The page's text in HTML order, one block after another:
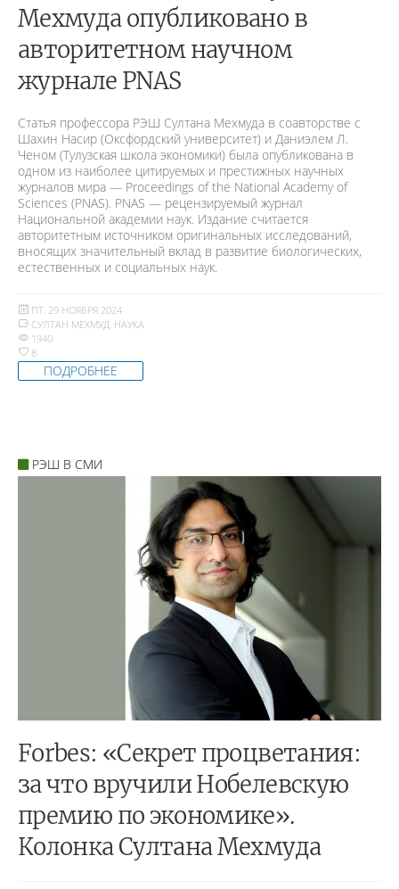
Мехмуда опубликовано в
авторитетном научном
журнале PNAS
Статья профессора РЭШ Султана Мехмуда в соавторстве с
Шахин Насир (Оксфордский университет) и Даниэлем Л.
Ченом (Тулузская школа экономики) была опубликована в
одном из наиболее цитируемых и престижных научных
журналов мира — Proceedings of the National Academy of
Sciences (PNAS). PNAS — рецензируемый журнал
Национальной академии наук. Издание считается
авторитетным источником оригинальных исследований,
вносящих значительный вклад в развитие биологических,
естественных и социальных наук.
ПТ, 29 НОЯБРЯ 2024
СУЛТАН МЕХМУД, НАУКА
1940
8
ПОДРОБНЕЕ
РЭШ В СМИ
Forbes: «Секрет процветания:
за что вручили Нобелевскую
премию по экономике».
Колонка Султана Мехмуда